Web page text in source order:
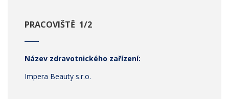
PRACOVIŠTĚ 1/2
Název zdravotnického zařízení:
Impera Beauty s.r.o.